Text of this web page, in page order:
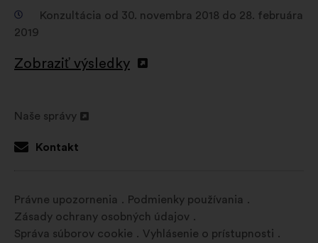
Konzultácia od 30. novembra 2018 do 28. februára
2019
Zobraziť výsledky
Naše správy
Otvorenie
na
Kontakt
Právne upozornenia
Podmienky používania
Zásady ochrany osobných údajov
Správa súborov cookie
Vyhlásenie o prístupnosti